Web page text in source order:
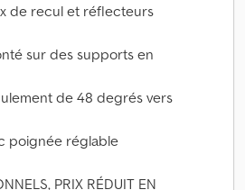
de recul et réflecteurs
sur des supports en
de 48 degrés vers
poignée réglable
PRIX RÉDUIT EN